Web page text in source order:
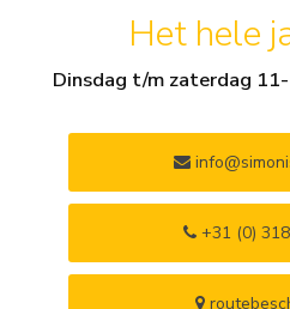
Het hele
Dinsdag t/m zaterdag
+31 (0)